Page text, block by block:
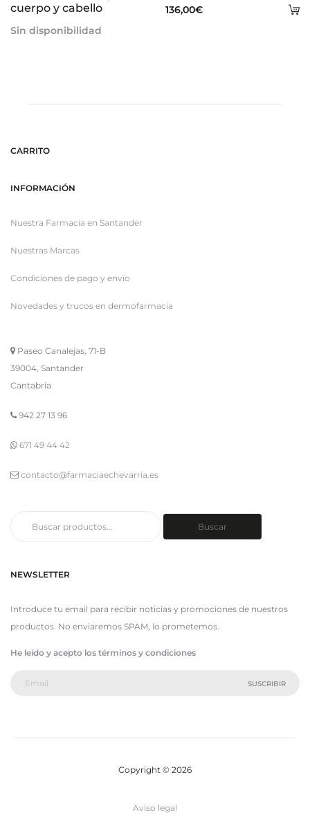
cuerpo y cabello
Sin disponibilidad
136,00€
CARRITO
INFORMACIÓN
Nuestra Farmacia en Santander
Nuestras Marcas
Condiciones de pago y envío
Novedades y trucos en dermofarmacia
Paseo Canalejas, 71-B
39004, Santander
Cantabria
942 27 13 96
671 49 44 42
contacto@farmaciaechevarria.es
Buscar
NEWSLETTER
Introduce tu email para recibir noticias y promociones de nuestros
productos. No enviaremos SPAM, lo prometemos.
He leído y acepto los términos y condiciones
Copyright © 2026
Aviso legal